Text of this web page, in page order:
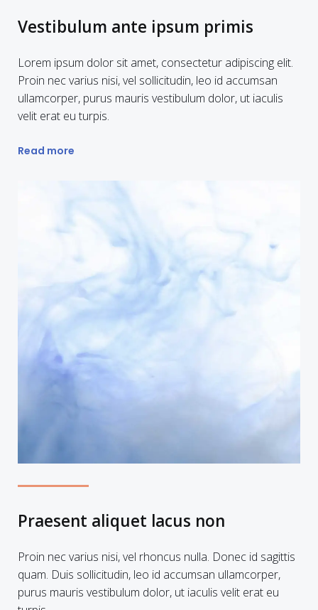
Vestibulum ante ipsum primis
Lorem ipsum dolor sit amet, consectetur adipiscing elit.
Proin nec varius nisi, vel sollicitudin, leo id accumsan
ullamcorper, purus mauris vestibulum dolor, ut iaculis
velit erat eu turpis.
Read more
Praesent aliquet lacus non
Proin nec varius nisi, vel rhoncus nulla. Donec id sagittis
quam. Duis sollicitudin, leo id accumsan ullamcorper,
purus mauris vestibulum dolor, ut iaculis velit erat eu